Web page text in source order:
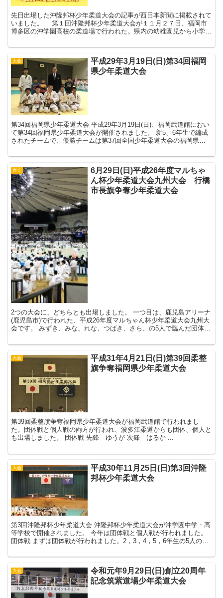
先日出場した沖隆邦杯少年柔道大会の記事が西日本新聞に掲載されて
いました。 第１回沖隆邦杯少年柔道大会が１１月２７日、福岡市
博多区の沖学園高校の柔道場で行われた。県内の幼稚園児から小学６
大会
平成29年3月19日(日)第34回福岡
県少年柔道大会
第34回福岡県少年柔道大会 平成29年3月19日(日)、福岡武道館におい
て第34回福岡県少年柔道大会が開催されました。 新5、6年生で編成
されたチームで、優勝チームは第37回全国少年柔道大会の福岡県代
大会
6月29日(日)平成26年度マルちゃ
ん杯少年柔道大会九州大会 行橋
市長旗争奪少年柔道大会
2つの大会に、どちらとも出場しました。 一つ目は、鹿児島アリーナ
(鹿児島市)で行われた、平成26年度マルちゃん杯少年柔道大会九州大
会です。 みずき、みな、れな、つばき、さら、の5人で臨んだ団体
大会
平成31年4月21日(日)第39回柔整
旗争奪福岡県少年柔道大会
第39回柔整旗争奪福岡県少年柔道大会が福岡武道館で行われまし
た。団体戦と個人戦の両方が行われ、波多江柔道からも団体、個人と
も出場しました。 団体戦 先鋒 ゆうが 次鋒 はるか ...
大会
平成30年11月25日(日)第3回沖隆
邦杯少年柔道大会
第3回沖隆邦杯少年柔道大会 沖隆邦杯少年柔道大会が沖学園中学・高
等学校で開催されました。 今年は団体戦と個人戦が行われました。
団体戦 まずは団体戦が行われました。2，3，4，5，6年生の5人のチ
大会
令和元年9月29日(日)創立20周年
記念筑紫道場少年柔道大会